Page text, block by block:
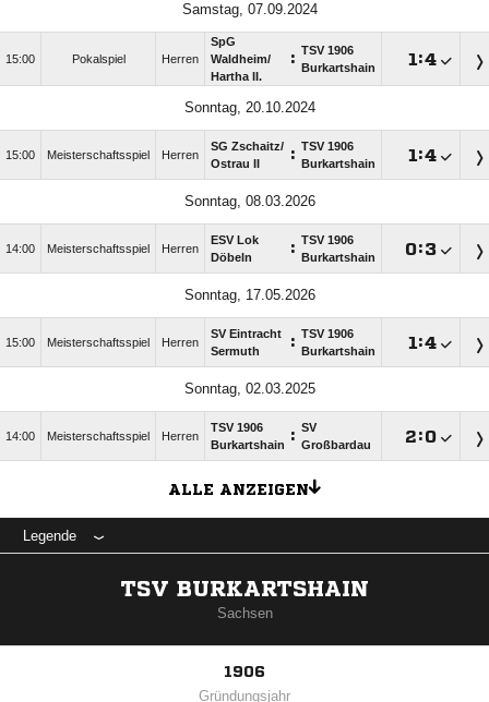
Samstag, 07.09.2024
15:00 Pokalspiel Herren
SpG
Waldheim/​
Hartha II.
: TSV 1906
Burkartshain
:
Sonntag, 20.10.2024
15:00 Meisterschaftsspiel Herren
SG Zschaitz/​
Ostrau II
: TSV 1906
Burkartshain
:
Sonntag, 08.03.2026
14:00 Meisterschaftsspiel Herren
ESV Lok
Döbeln
: TSV 1906
Burkartshain
:
Sonntag, 17.05.2026
15:00 Meisterschaftsspiel Herren
SV Eintracht
Sermuth
: TSV 1906
Burkartshain
:
Sonntag, 02.03.2025
14:00 Meisterschaftsspiel Herren
TSV 1906
Burkartshain : SV
Großbardau
:
ALLE ANZEIGEN
Legende
TSV BURKARTSHAIN
Sachsen
1906
Gründungsjahr